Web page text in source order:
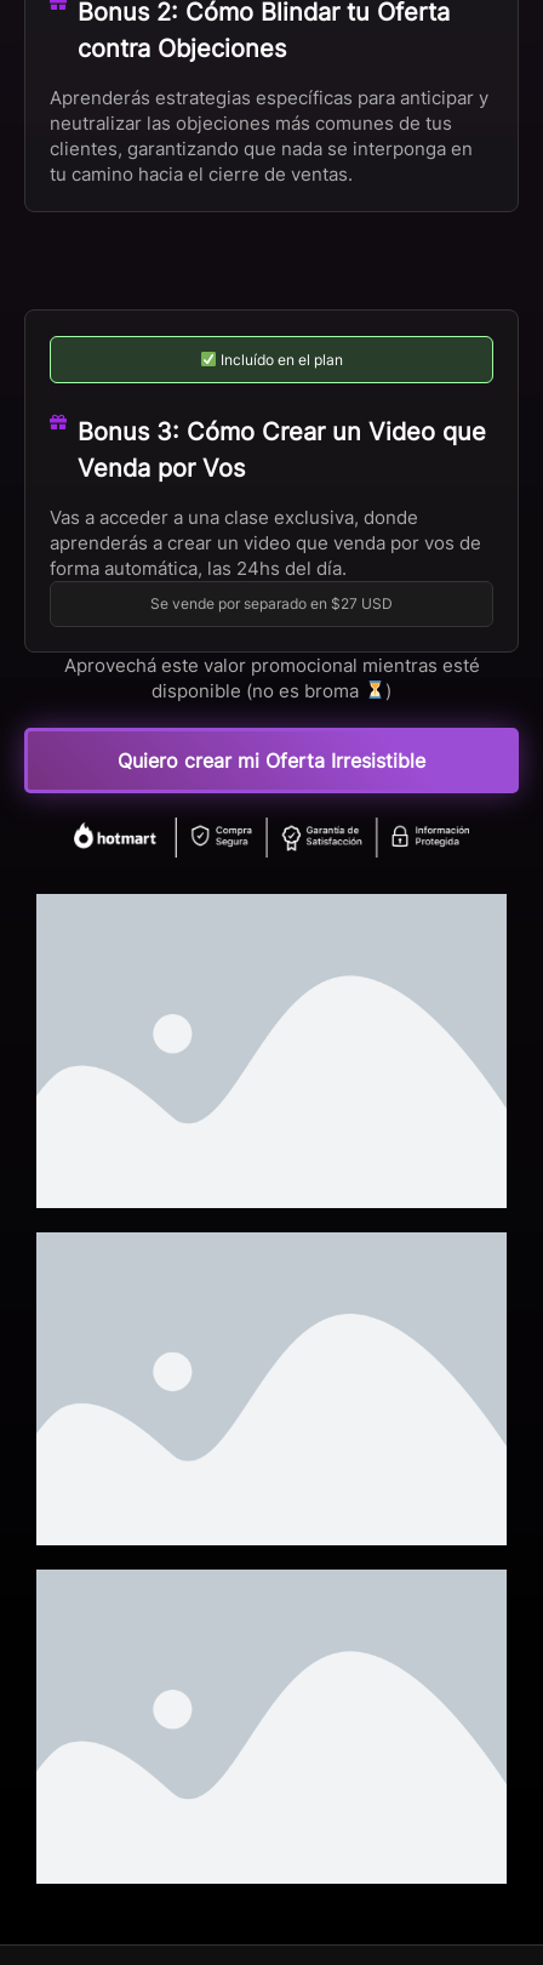
Bonus 2: Cómo Blindar tu Oferta
contra Objeciones
Aprenderás estrategias específicas para anticipar y
neutralizar las objeciones más comunes de tus
clientes, garantizando que nada se interponga en
tu camino hacia el cierre de ventas.
Incluído en el plan
Bonus 3: Cómo Crear un Video que
Venda por Vos
Vas a acceder a una clase exclusiva, donde
aprenderás a crear un video que venda por vos de
forma automática, las 24hs del día.
Se vende por separado en $27 USD
Aprovechá este valor promocional mientras esté
disponible (no es broma
)
Quiero crear mi Oferta Irresistible